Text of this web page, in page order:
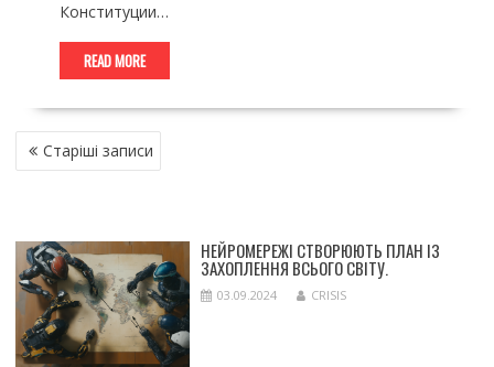
Конституции…
READ MORE
НАВІГАЦІЯ
ЗА Старіші записи
НЕЙРОМЕРЕЖІ СТВОРЮЮТЬ ПЛАН ІЗ
ЗАХОПЛЕННЯ ВСЬОГО СВІТУ.
03.09.2024 CRISIS